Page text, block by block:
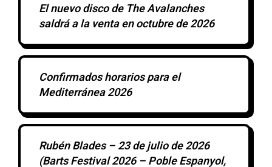
El nuevo disco de The Avalanches
saldrá a la venta en octubre de 2026
Confirmados horarios para el
Mediterránea 2026
Rubén Blades – 23 de julio de 2026
(Barts Festival 2026 – Poble Espanyol,